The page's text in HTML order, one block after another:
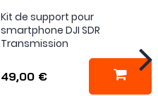
Kit de support pour
smartphone DJI SDR
Transmission
49,00 €